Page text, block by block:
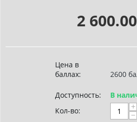
2 600.00
Цена в
баллах:
2600
Доступность:
В
Кол-во:
+
−